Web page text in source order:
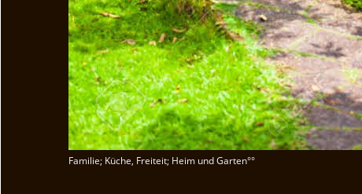
Familie; Küche, Freiteit; Heim und Garten°°